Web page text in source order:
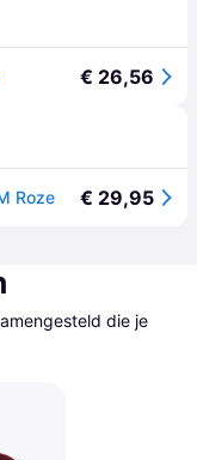
€ 26,56
Roze € 29,95
die je